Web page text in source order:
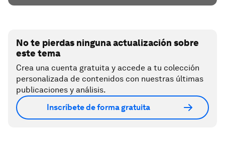
No te pierdas ninguna actualización sobre
este tema
Crea una cuenta gratuita y accede a tu colección
personalizada de contenidos con nuestras últimas
publicaciones y análisis.
Inscríbete de forma gratuita